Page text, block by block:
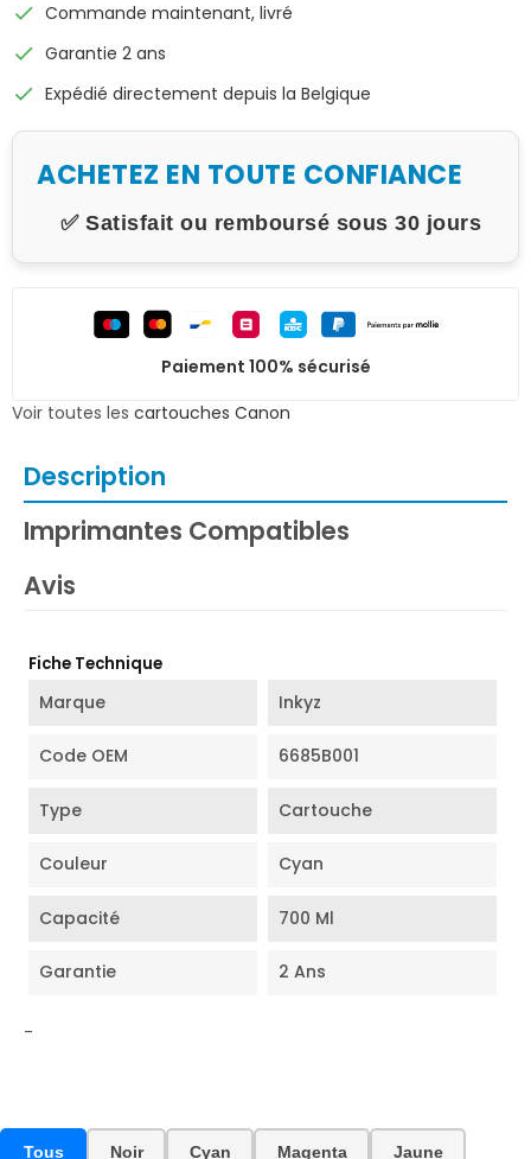
check Commande maintenant, livré
check Garantie 2 ans
check Expédié directement depuis la Belgique
ACHETEZ EN TOUTE CONFIANCE
✅ Satisfait ou remboursé sous 30 jours
Paiement 100% sécurisé
Voir toutes les cartouches Canon
Description
Imprimantes Compatibles
Avis
Fiche Technique
Marque Inkyz
Code OEM 6685B001
Type Cartouche
Couleur Cyan
Capacité 700 Ml
Garantie 2 Ans
-
Tous Noir Cyan Magenta Jaune